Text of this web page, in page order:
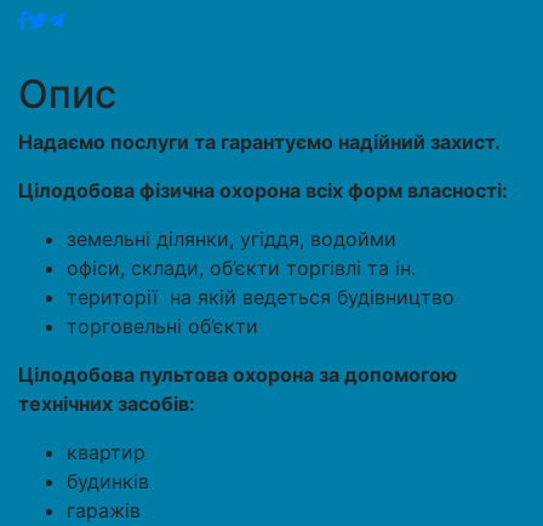
Опис
Надаємо послуги та гарантуємо надійний захист.
Цілодобова фізична охорона всіх форм власності:
земельні ділянки, угіддя, водойми
офіси, склади, об’єкти торгівлі та ін.
території на якій ведеться будівництво
торговельні об’єкти
Цілодобова пультова охорона за допомогою
технічних засобів:
квартир
будинків
гаражів